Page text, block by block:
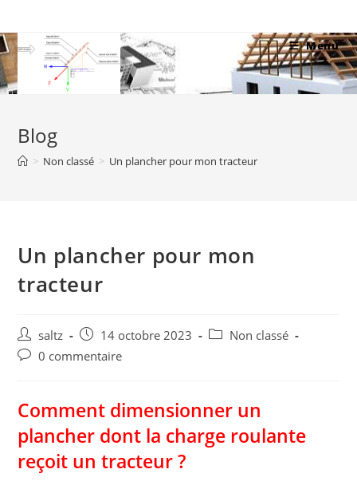
to
content
Menu
Blog
> Non classé > Un plancher pour mon tracteur
Un plancher pour mon
tracteur
Auteur/autrice
de
saltz
Publication
publiée :
14 octobre 2023
PostNon classé
Commentaires
publication :
0 commentaire
Comment dimensionner un
plancher dont la charge roulante
reçoit un tracteur ?